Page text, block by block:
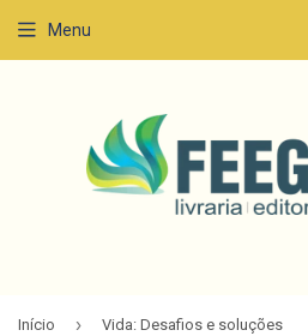
Menu
Início › Vida: Desafios e soluções